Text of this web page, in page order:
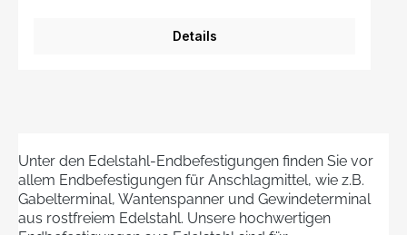
Details
Unter den Edelstahl-Endbefestigungen finden Sie vor
allem Endbefestigungen für Anschlagmittel, wie z.B.
Gabelterminal, Wantenspanner und Gewindeterminal
aus rostfreiem Edelstahl. Unsere hochwertigen